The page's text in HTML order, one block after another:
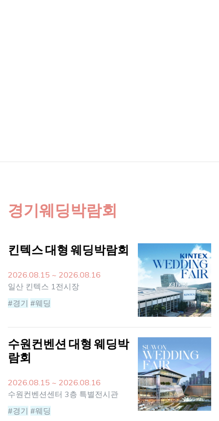
경기웨딩박람회
킨텍스 대형 웨딩박람회
2026.08.15 ~ 2026.08.16
일산 킨텍스 1전시장
#경기 #웨딩
수원컨벤션 대형 웨딩박
람회
2026.08.15 ~ 2026.08.16
수원컨벤션센터 3층 특별전시관
#경기 #웨딩